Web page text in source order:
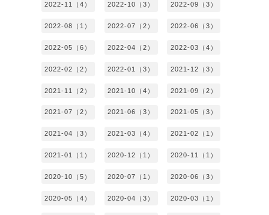
2022-11（4） 2022-10（3） 2022-09（3）
2022-08（1） 2022-07（2） 2022-06（3）
2022-05（6） 2022-04（2） 2022-03（4）
2022-02（2） 2022-01（3） 2021-12（3）
2021-11（2） 2021-10（4） 2021-09（2）
2021-07（2） 2021-06（3） 2021-05（3）
2021-04（3） 2021-03（4） 2021-02（1）
2021-01（1） 2020-12（1） 2020-11（1）
2020-10（5） 2020-07（1） 2020-06（3）
2020-05（4） 2020-04（3） 2020-03（1）